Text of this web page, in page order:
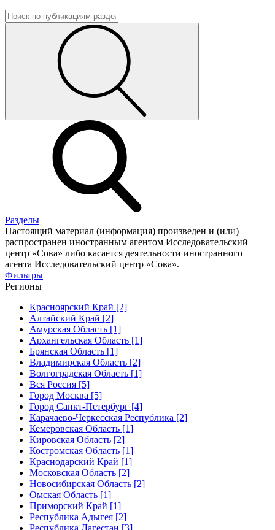
Разделы
Настоящий материал (информация) произведен и (или)
распространен иностранным агентом Исследовательский
центр «Сова» либо касается деятельности иностранного
агента Исследовательский центр «Сова».
Фильтры
Регионы
Красноярский Край [2]
Алтайский Край [2]
Амурская Область [1]
Архангельская Область [1]
Брянская Область [1]
Владимирская Область [2]
Волгоградская Область [1]
Вся Россия [5]
Город Москва [5]
Город Санкт-Петербург [4]
Карачаево-Черкесская Республика [2]
Кемеровская Область [1]
Кировская Область [2]
Костромская Область [1]
Краснодарский Край [1]
Московская Область [2]
Новосибирская Область [2]
Омская Область [1]
Приморский Край [1]
Республика Адыгея [2]
Республика Дагестан [3]